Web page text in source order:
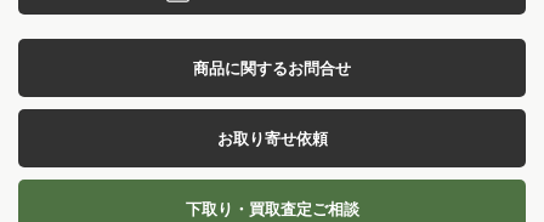
商品に関するお問合せ
お取り寄せ依頼
下取り・買取査定ご相談